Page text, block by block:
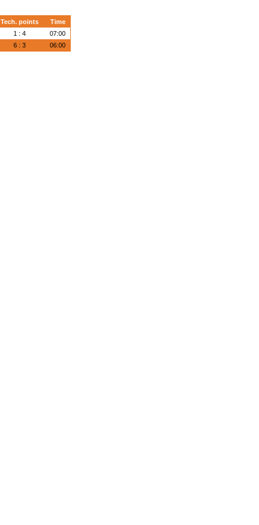
Tech. points
Time
1 : 4
07:00
6 : 3 06:00